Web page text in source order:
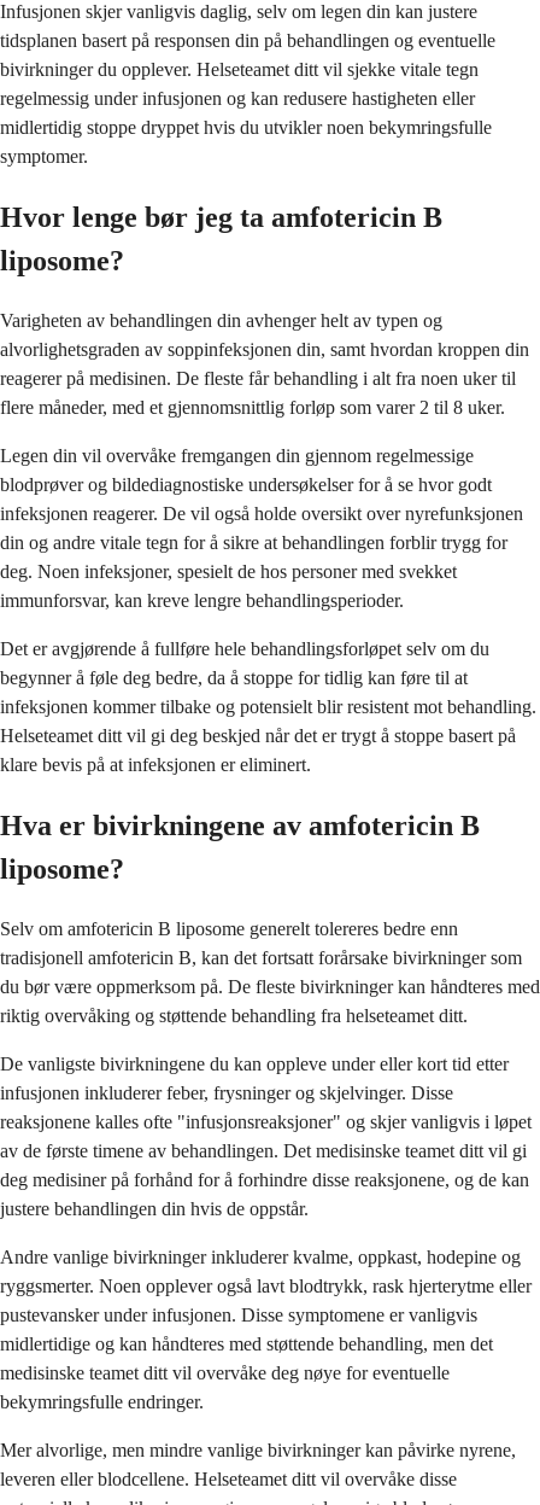
Infusjonen skjer vanligvis daglig, selv om legen din kan justere
tidsplanen basert på responsen din på behandlingen og eventuelle
bivirkninger du opplever. Helseteamet ditt vil sjekke vitale tegn
regelmessig under infusjonen og kan redusere hastigheten eller
midlertidig stoppe dryppet hvis du utvikler noen bekymringsfulle
symptomer.
Hvor lenge bør jeg ta amfotericin B
liposome?
Varigheten av behandlingen din avhenger helt av typen og
alvorlighetsgraden av soppinfeksjonen din, samt hvordan kroppen din
reagerer på medisinen. De fleste får behandling i alt fra noen uker til
flere måneder, med et gjennomsnittlig forløp som varer 2 til 8 uker.
Legen din vil overvåke fremgangen din gjennom regelmessige
blodprøver og bildediagnostiske undersøkelser for å se hvor godt
infeksjonen reagerer. De vil også holde oversikt over nyrefunksjonen
din og andre vitale tegn for å sikre at behandlingen forblir trygg for
deg. Noen infeksjoner, spesielt de hos personer med svekket
immunforsvar, kan kreve lengre behandlingsperioder.
Det er avgjørende å fullføre hele behandlingsforløpet selv om du
begynner å føle deg bedre, da å stoppe for tidlig kan føre til at
infeksjonen kommer tilbake og potensielt blir resistent mot behandling.
Helseteamet ditt vil gi deg beskjed når det er trygt å stoppe basert på
klare bevis på at infeksjonen er eliminert.
Hva er bivirkningene av amfotericin B
liposome?
Selv om amfotericin B liposome generelt tolereres bedre enn
tradisjonell amfotericin B, kan det fortsatt forårsake bivirkninger som
du bør være oppmerksom på. De fleste bivirkninger kan håndteres med
riktig overvåking og støttende behandling fra helseteamet ditt.
De vanligste bivirkningene du kan oppleve under eller kort tid etter
infusjonen inkluderer feber, frysninger og skjelvinger. Disse
reaksjonene kalles ofte "infusjonsreaksjoner" og skjer vanligvis i løpet
av de første timene av behandlingen. Det medisinske teamet ditt vil gi
deg medisiner på forhånd for å forhindre disse reaksjonene, og de kan
justere behandlingen din hvis de oppstår.
Andre vanlige bivirkninger inkluderer kvalme, oppkast, hodepine og
ryggsmerter. Noen opplever også lavt blodtrykk, rask hjerterytme eller
pustevansker under infusjonen. Disse symptomene er vanligvis
midlertidige og kan håndteres med støttende behandling, men det
medisinske teamet ditt vil overvåke deg nøye for eventuelle
bekymringsfulle endringer.
Mer alvorlige, men mindre vanlige bivirkninger kan påvirke nyrene,
leveren eller blodcellene. Helseteamet ditt vil overvåke disse